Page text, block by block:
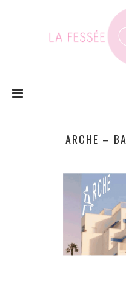
ARCHE –